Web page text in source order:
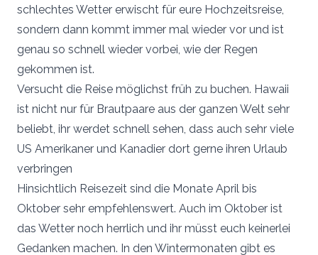
schlechtes Wetter erwischt für eure Hochzeitsreise,
sondern dann kommt immer mal wieder vor und ist
genau so schnell wieder vorbei, wie der Regen
gekommen ist.
Versucht die Reise möglichst früh zu buchen. Hawaii
ist nicht nur für Brautpaare aus der ganzen Welt sehr
beliebt, ihr werdet schnell sehen, dass auch sehr viele
US Amerikaner und Kanadier dort gerne ihren Urlaub
verbringen
Hinsichtlich Reisezeit sind die Monate April bis
Oktober sehr empfehlenswert. Auch im Oktober ist
das Wetter noch herrlich und ihr müsst euch keinerlei
Gedanken machen. In den Wintermonaten gibt es